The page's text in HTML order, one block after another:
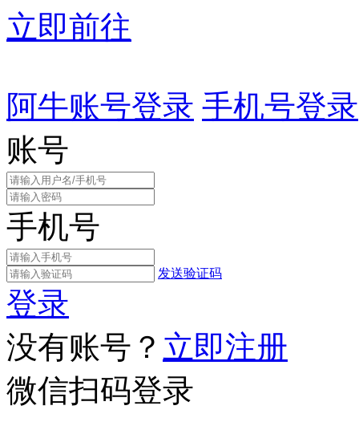
立即前往
阿牛账号登录 手机号登录
账号
手机号
发送验证码
登录
没有账号？ 立即注册
微信扫码登录